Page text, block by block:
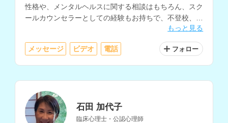
性格や、メンタルヘルスに関する相談はもちろん、スク
ールカウンセラーとしての経験もお持ちで、不登校、引
きこもりについての相談もしていただけます。もっと見る
メッセージ ビデオ 電話 フォロー
石田 加代子
臨床心理士・公認心理師